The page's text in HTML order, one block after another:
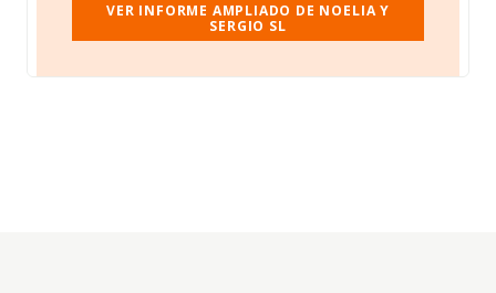
VER INFORME AMPLIADO DE NOELIA Y
SERGIO SL